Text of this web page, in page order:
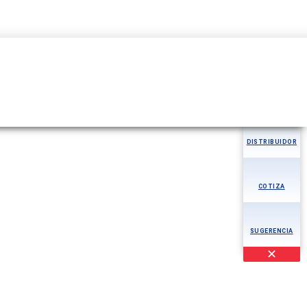
DISTRIBUIDOR
COTIZA
SUGERENCIA
✕